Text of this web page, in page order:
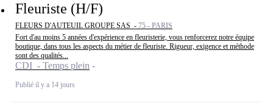
Fleuriste (H/F)
FLEURS D'AUTEUIL GROUPE SAS - 75 - PARIS
Fort d'au moins 5 années d'expérience en fleuristerie, vous renforcerez notre équipe
boutique, dans tous les aspects du métier de fleuriste. Rigueur, exigence et méthode
sont des qualités...
CDI - Temps plein
Publié il y a 14 jours